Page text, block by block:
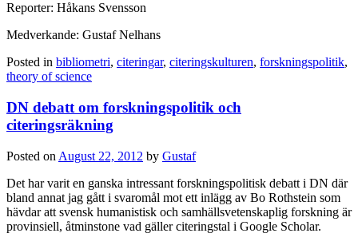
Reporter: Håkans Svensson
Medverkande: Gustaf Nelhans
Posted in bibliometri, citeringar, citeringskulturen, forskningspolitik,
theory of science
DN debatt om forskningspolitik och
citeringsräkning
Posted on August 22, 2012 by Gustaf
Det har varit en ganska intressant forskningspolitisk debatt i DN där
bland annat jag gått i svaromål mot ett inlägg av Bo Rothstein som
hävdar att svensk humanistisk och samhällsvetenskaplig forskning är
provinsiell, åtminstone vad gäller citeringstal i Google Scholar.